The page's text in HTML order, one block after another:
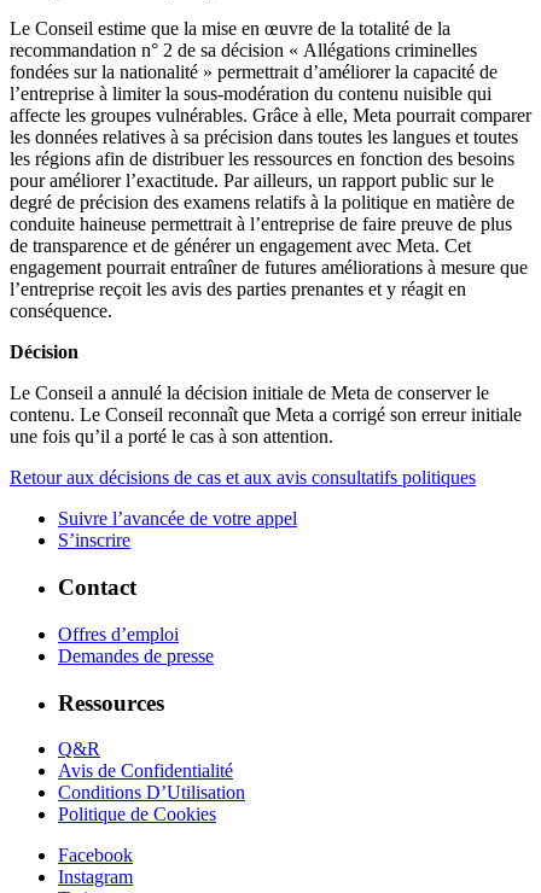
Le Conseil estime que la mise en œuvre de la totalité de la
recommandation n° 2 de sa décision « Allégations criminelles
fondées sur la nationalité » permettrait d’améliorer la capacité de
l’entreprise à limiter la sous-modération du contenu nuisible qui
affecte les groupes vulnérables. Grâce à elle, Meta pourrait comparer
les données relatives à sa précision dans toutes les langues et toutes
les régions afin de distribuer les ressources en fonction des besoins
pour améliorer l’exactitude. Par ailleurs, un rapport public sur le
degré de précision des examens relatifs à la politique en matière de
conduite haineuse permettrait à l’entreprise de faire preuve de plus
de transparence et de générer un engagement avec Meta. Cet
engagement pourrait entraîner de futures améliorations à mesure que
l’entreprise reçoit les avis des parties prenantes et y réagit en
conséquence.
Décision
Le Conseil a annulé la décision initiale de Meta de conserver le
contenu. Le Conseil reconnaît que Meta a corrigé son erreur initiale
une fois qu’il a porté le cas à son attention.
Retour aux décisions de cas et aux avis consultatifs politiques
Suivre l’avancée de votre appel
S’inscrire
Contact
Offres d’emploi
Demandes de presse
Ressources
Q&R
Avis de Confidentialité
Conditions D’Utilisation
Politique de Cookies
Facebook
Instagram